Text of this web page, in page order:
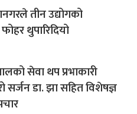
तीन उद्योगको
थुपारिदियो
सेवा थप प्रभाकारी
सर्जन डा. झा सहित विशेषज्ञ